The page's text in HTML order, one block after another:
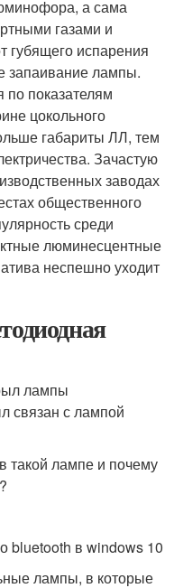
а сама
газами и
губящего испарения
запаивание лампы.
показателям
цокольного
габариты ЛЛ, тем
Зачастую
заводах
общественного
среди
люминесцентные
неспешно уходит
лампы
связан с лампой
такой лампе и почему
bluetooth в windows 10
лампы, в которые